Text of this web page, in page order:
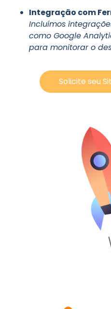
Integração com
Incluímos
como Google
para monitorar o
Solicite seu